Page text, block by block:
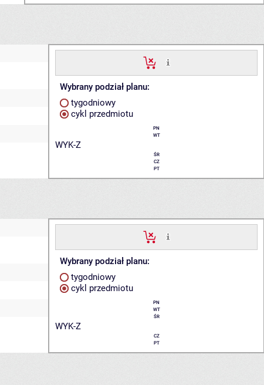
Wybrany podział planu:
tygodniowy
cykl przedmiotu
PN
WT
WYK-Z
ŚR
CZ
PT
Wybrany podział planu:
tygodniowy
cykl przedmiotu
PN
WT
ŚR
WYK-Z
CZ
PT